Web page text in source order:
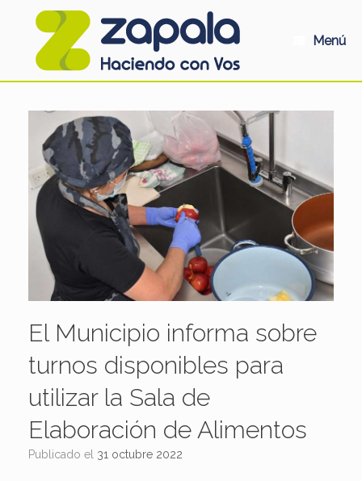
Menú
El Municipio informa sobre
turnos disponibles para
utilizar la Sala de
Elaboración de Alimentos
Publicado el 31 octubre 2022